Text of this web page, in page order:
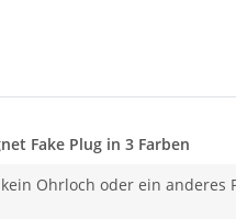
Fake Plug in 3 Farben
Ohrloch oder ein anderes